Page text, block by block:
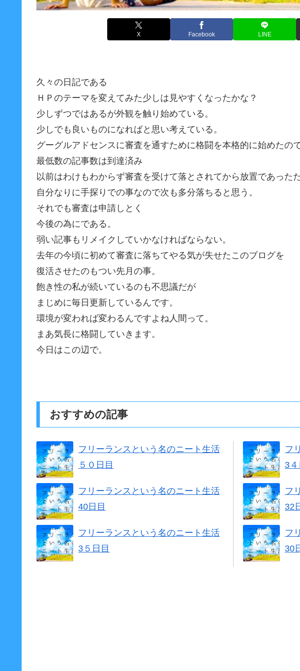
X Facebook LINE
久々の日記である
ＨＰのテーマを変えてみた少しは見やすくなったかな？
少しずつではあるが外観を触り始めている。
少しでも良いものになればと思い考えている。
グーグルアドセンスに審査を通すために格闘を本格的に始めたので
最低数の記事数は到達済み
以前はわけもわからず審査を受けて落とされてから放置であった
自分なりに手探りでの事なので次も多分落ちると思う。
それでも審査は申請しとく
今後の為にである。
弱い記事もリメイクしていかなければならない。
去年の今頃に初めて審査に落ちてやる気が失せたこのブログを
復活させたのもつい先月の事。
飽き性の私が続いているのも不思議だが
まじめに毎日更新しているんです。
環境が変われば変わるんですよね人間って。
まあ気長に格闘していきます。
今日はこの辺で。
おすすめの記事
フリーランスという名のニート生活
５０日目
フリーランスという名のニート生活
40日目
フリーランスという名のニート生活
3５日目
フ
3４
フ
32
フ
30